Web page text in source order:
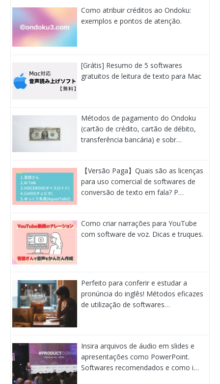
Como atribuir créditos ao Ondoku:
exemplos e pontos de atenção.
[Grátis] Resumo de 5 softwares
gratuitos de leitura de texto para Mac
Métodos de pagamento do Ondoku
(cartão de crédito, cartão de débito,
transferência bancária) e sobr…
【Versão Paga】Quais são as licenças
para uso comercial de softwares de
conversão de texto em fala? P…
Como criar narrações para YouTube
com software de voz. Dicas e truques.
Perfeito para conferir e estudar a
pronúncia do inglês! Métodos eficazes
de utilização de softwares…
Insira arquivos de áudio em slides e
apresentações como PowerPoint.
Softwares recomendados e como i…